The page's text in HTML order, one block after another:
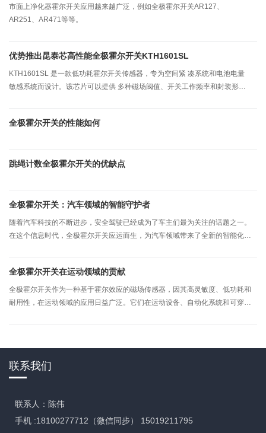
市面上净化器霍尔开关应用越来越广泛，例如全极霍尔开关AR127、
AR251、AR471等等。
优势推出昆泰芯高性能全极霍尔开关KTH1601SL
KTH1601SL 是一款低功耗霍尔开关传感器，专为空间紧 凑系统和电池电量
敏感系统而设计。该芯片可以提供 多种磁场阈值、开关工作频率和封装形式
全极霍尔开关的性能如何
跳绳计数全极霍尔开关的优缺点
全极霍尔开关：汽车领域的智能守护者
随着汽车科技的不断进步，安全驾驶已经成为了车主们最为关注的话题之一。
在这个信息时代，全极霍尔开关应运而生，为汽车领域带来了全新的智能化解
全极霍尔开关在运动领域的贡献
全极霍尔开关作为一种基于霍尔效应的磁场传感器，因其高灵敏度、低功耗和
耐用性，在运动领域的应用日益广泛。它们在运动设备、自动化系统和可穿戴
联系我们
联系人：陈伟
手机 :18100277712（微信同步） 15019211795